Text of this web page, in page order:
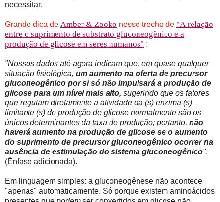
necessitar.
Grande dica de Amber & Zooko nesse trecho de "A relação
entre o suprimento de substrato gluconeogênico e a
produção de glicose em seres humanos" :
"Nossos dados até agora indicam que, em quase qualquer
situação fisiológica, um aumento na oferta de precursor
gluconeogênico por si só não impulsará a produção de
glicose para um nível mais alto, sugerindo que os fatores
que regulam diretamente a atividade da (s) enzima (s)
limitante (s) de produção de glicose normalmente são os
únicos determinantes da taxa de produção; portanto, não
haverá aumento na produção de glicose se o aumento
do suprimento de precursor gluconeogênico ocorrer na
ausência de estimulação do sistema gluconeogênico".
(Ênfase adicionada).
Em linguagem simples: a gluconeogênese não acontece
"apenas" automaticamente. Só porque existem aminoácidos